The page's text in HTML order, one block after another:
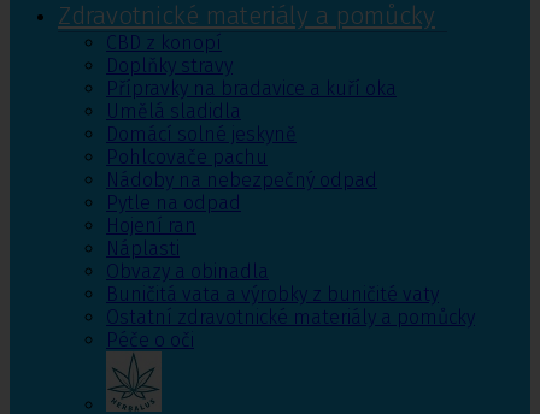
Zdravotnické materiály a pomůcky
CBD z konopí
Doplňky stravy
Přípravky na bradavice a kuří oka
Umělá sladidla
Domácí solné jeskyně
Pohlcovače pachu
Nádoby na nebezpečný odpad
Pytle na odpad
Hojení ran
Náplasti
Obvazy a obinadla
Buničitá vata a výrobky z buničité vaty
Ostatní zdravotnické materiály a pomůcky
Péče o oči